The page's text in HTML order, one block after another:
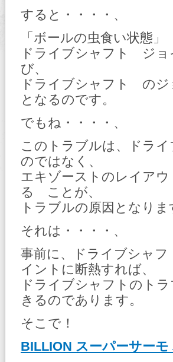
すると・・・・、
「ボールの虫食い状態
ドライブシャフト ジ
び、
ドライブシャフト のジ
となるのです。
でもね・・・・、
このトラブルは、ドラ
のではなく、
エキゾーストのレイア
る ことが、
トラブルの原因となり
それは・・・・、
事前に、ドライブシャ
イントに断熱すれば、
ドライブシャフトのト
きるのであります。
そこで！
BILLION スーパーサー